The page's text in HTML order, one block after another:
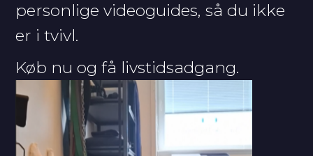
personlige videoguides, så du ikke
er i tvivl.
Køb nu og få livstidsadgang.